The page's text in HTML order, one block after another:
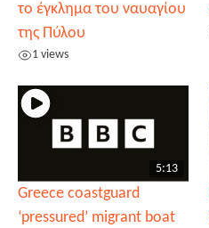
το έγκλημα του ναυαγίου
της Πύλου
1 views
5:13
Greece coastguard
‘pressured’ migrant boat